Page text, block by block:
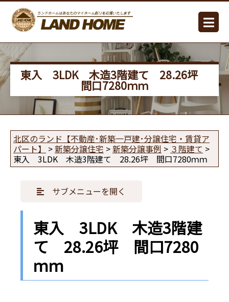
東入 3LDK 木造3階建て 28.26坪
間口7280ｍｍ
北区のランド【不動産･新築一戸建･分譲住宅・賃貸ア
パート】
>新築分譲住宅 >新築分譲事例 > ３階建て >
東入 3LDK 木造3階建て 28.26坪 間口7280ｍｍ
サブメニューを開く
東入 3LDK 木造3階建
て 28.26坪 間口7280
ｍｍ